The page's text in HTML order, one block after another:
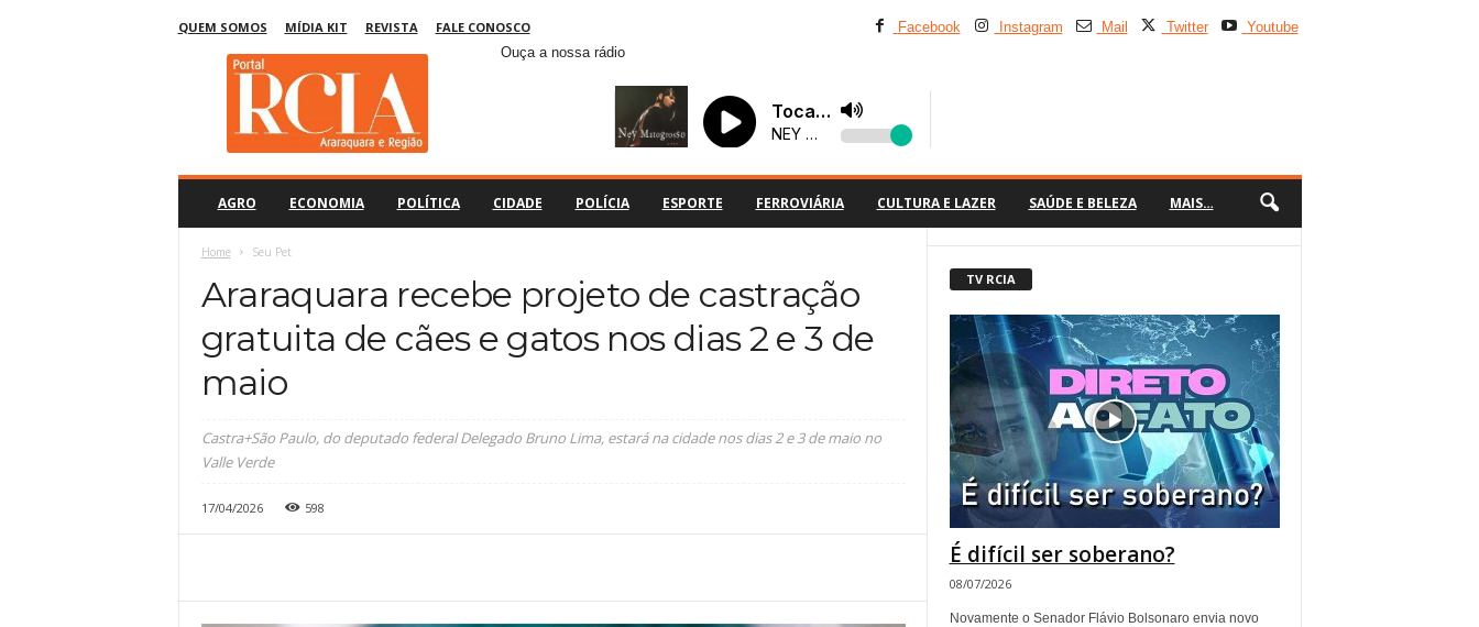
QUEM SOMOS MÍDIA KIT REVISTA FALE CONOSCO Facebook Instagram Mail Twitter
Youtube
Ouça a nossa rádio
AGRO ECONOMIA POLÍTICA CIDADE POLÍCIA ESPORTE FERROVIÁRIA CULTURA E LAZER SAÚDE E BELEZA MAIS…
Home Seu Pet
Araraquara recebe projeto de castração
gratuita de cães e gatos nos dias 2 e 3 de
maio
Castra+São Paulo, do deputado federal Delegado Bruno Lima, estará na cidade nos dias 2 e 3 de maio no
Valle Verde
17/04/2026 598
TV RCIA
É difícil ser soberano?
08/07/2026
Novamente o Senador Flávio Bolsonaro envia novo